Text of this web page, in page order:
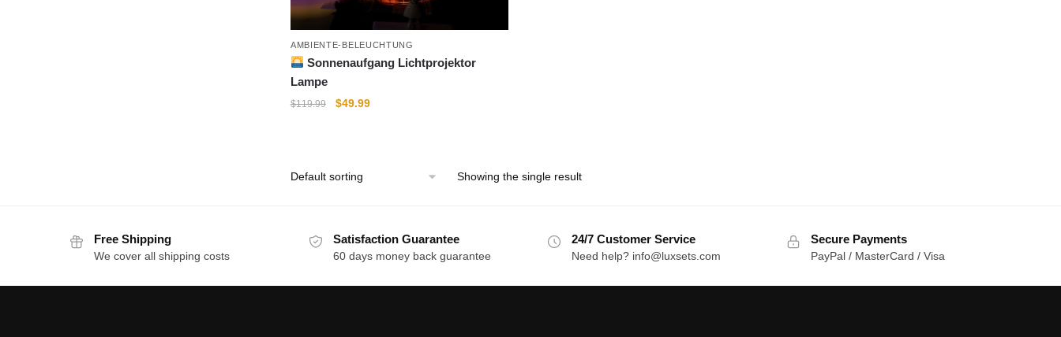
AMBIENTE-BELEUCHTUNG
Sonnenaufgang Lichtprojektor
Lampe
$119.99
Original
$49.99Current
has
options
be
Showing the single result
Free Shipping
We cover all shipping costs
Satisfaction Guarantee
60 days money back guarantee
24/7 Customer Service
Need help? info@luxsets.com
Secure Payments
PayPal / MasterCard / Visa